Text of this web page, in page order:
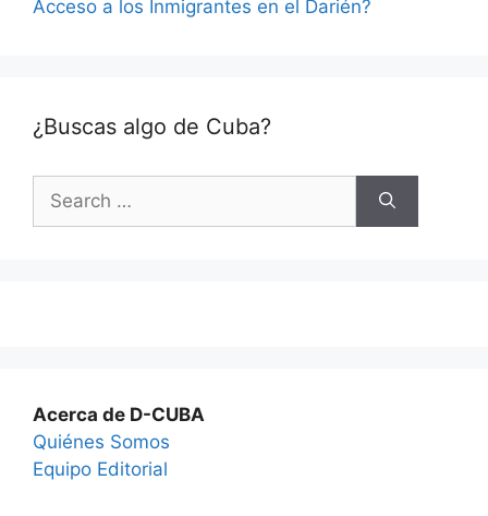
Acceso a los Inmigrantes en el Darién?
¿Buscas algo de Cuba?
for:
Acerca de D-CUBA
Quiénes Somos
Equipo Editorial